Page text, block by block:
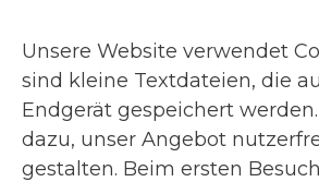
Unsere Website verwendet
sind kleine Textdateien, die
Endgerät gespeichert
dazu, unser Angebot
gestalten. Beim ersten